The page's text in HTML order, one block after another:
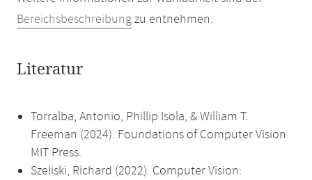
Bereichsbeschreibungzu entnehmen.
Literatur
Torralba, Antonio, Phillip Isola, & William T.
Freeman (2024). Foundations of Computer Vision.
MIT Press.
Szeliski, Richard (2022). Computer Vision: